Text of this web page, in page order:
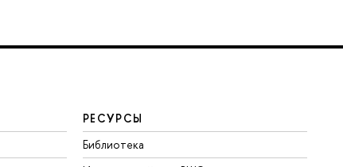
РЕСУРСЫ
Библиотека